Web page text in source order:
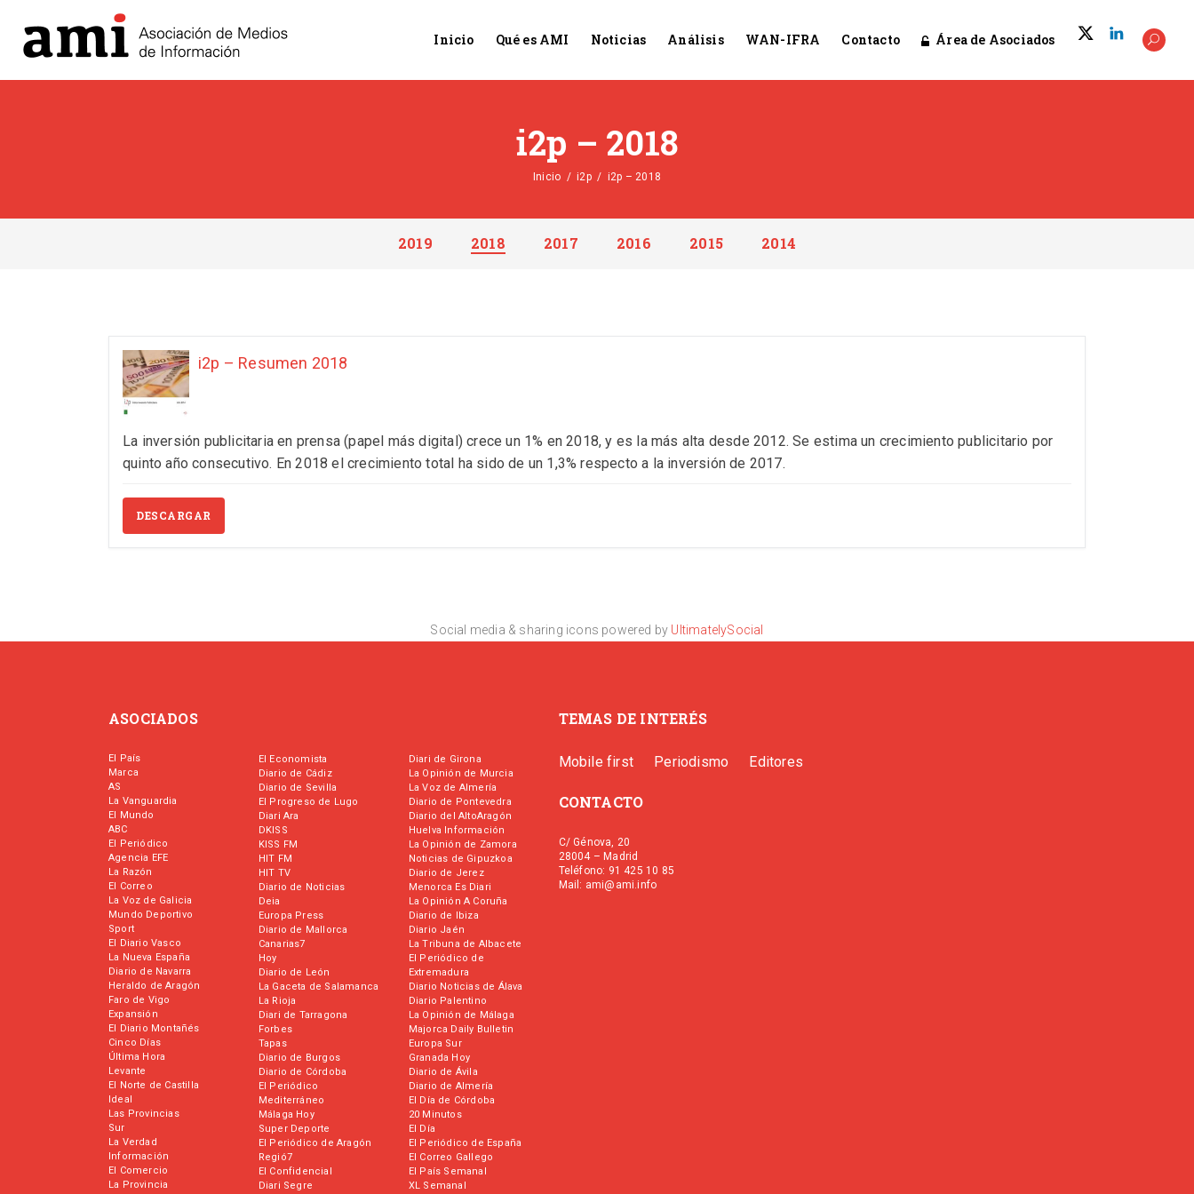
Inicio Qué es AMI Noticias Análisis WAN-IFRA Contacto Área de Asociados
i2p – 2018
Inicio /i2p/ i2p – 2018
2019 2018 2017 2016 2015 2014
i2p – Resumen 2018
La inversión publicitaria en prensa (papel más digital) crece un 1% en 2018, y es la más alta desde 2012. Se estima un crecimiento publicitario por
quinto año consecutivo. En 2018 el crecimiento total ha sido de un 1,3% respecto a la inversión de 2017.
DESCARGAR
Social media & sharing icons powered by UltimatelySocial
ASOCIADOS
El País
Marca
AS
La Vanguardia
El Mundo
ABC
El Periódico
Agencia EFE
La Razón
El Correo
La Voz de Galicia
Mundo Deportivo
Sport
El Diario Vasco
La Nueva España
Diario de Navarra
Heraldo de Aragón
Faro de Vigo
Expansión
El Diario Montañés
Cinco Días
Última Hora
Levante
El Norte de Castilla
Ideal
Las Provincias
Sur
La Verdad
Información
El Comercio
La Provincia
El Economista
Diario de Cádiz
Diario de Sevilla
El Progreso de Lugo
Diari Ara
DKISS
KISS FM
HIT FM
HIT TV
Diario de Noticias
Deia
Europa Press
Diario de Mallorca
Canarias7
Hoy
Diario de León
La Gaceta de Salamanca
La Rioja
Diari de Tarragona
Forbes
Tapas
Diario de Burgos
Diario de Córdoba
El Periódico
Mediterráneo
Málaga Hoy
Super Deporte
El Periódico de Aragón
Regió7
El Confidencial
Diari Segre
Diari de Girona
La Opinión de Murcia
La Voz de Almería
Diario de Pontevedra
Diario del AltoAragón
Huelva Información
La Opinión de Zamora
Noticias de Gipuzkoa
Diario de Jerez
Menorca Es Diari
La Opinión A Coruña
Diario de Ibiza
Diario Jaén
La Tribuna de Albacete
El Periódico de
Extremadura
Diario Noticias de Álava
Diario Palentino
La Opinión de Málaga
Majorca Daily Bulletin
Europa Sur
Granada Hoy
Diario de Ávila
Diario de Almería
El Día de Córdoba
20 Minutos
El Día
El Periódico de España
El Correo Gallego
El País Semanal
XL Semanal
TEMAS DE INTERÉS
Mobile first Periodismo Editores
CONTACTO
C/ Génova, 20
28004 – Madrid
Teléfono: 91 425 10 85
Mail: ami@ami.info